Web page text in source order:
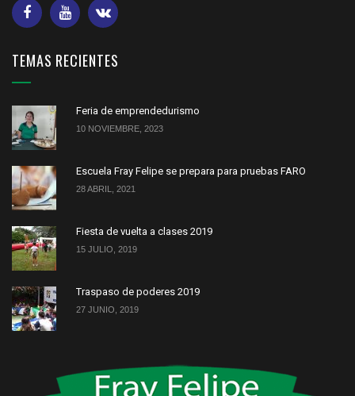
TEMAS RECIENTES
Feria de emprendedurismo
10 NOVIEMBRE, 2023
Escuela Fray Felipe se prepara para pruebas FARO
28 ABRIL, 2021
Fiesta de vuelta a clases 2019
15 JULIO, 2019
Traspaso de poderes 2019
27 JUNIO, 2019